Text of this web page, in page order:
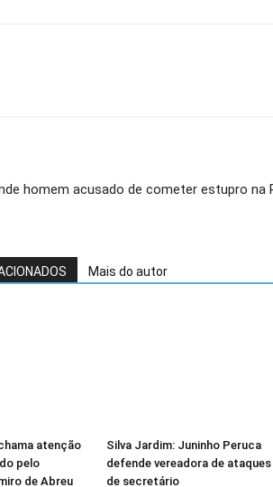
homem acusado de cometer estupro na
Mais do autor
atenção
pelo
de Abreu
Silva Jardim: Juninho Peruca
defende vereadora de ataques
de secretário